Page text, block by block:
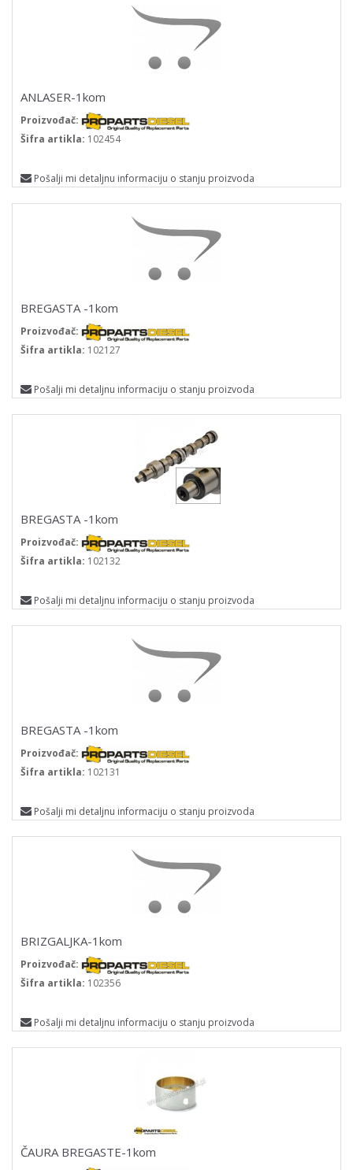
ANLASER-1kom
Proizvođač:
Šifra artikla: 102454
Pošalji mi detaljnu informaciju o stanju proizvoda
BREGASTA -1kom
Proizvođač:
Šifra artikla: 102127
Pošalji mi detaljnu informaciju o stanju proizvoda
BREGASTA -1kom
Proizvođač:
Šifra artikla: 102132
Pošalji mi detaljnu informaciju o stanju proizvoda
BREGASTA -1kom
Proizvođač:
Šifra artikla: 102131
Pošalji mi detaljnu informaciju o stanju proizvoda
BRIZGALJKA-1kom
Proizvođač:
Šifra artikla: 102356
Pošalji mi detaljnu informaciju o stanju proizvoda
ČAURA BREGASTE-1kom